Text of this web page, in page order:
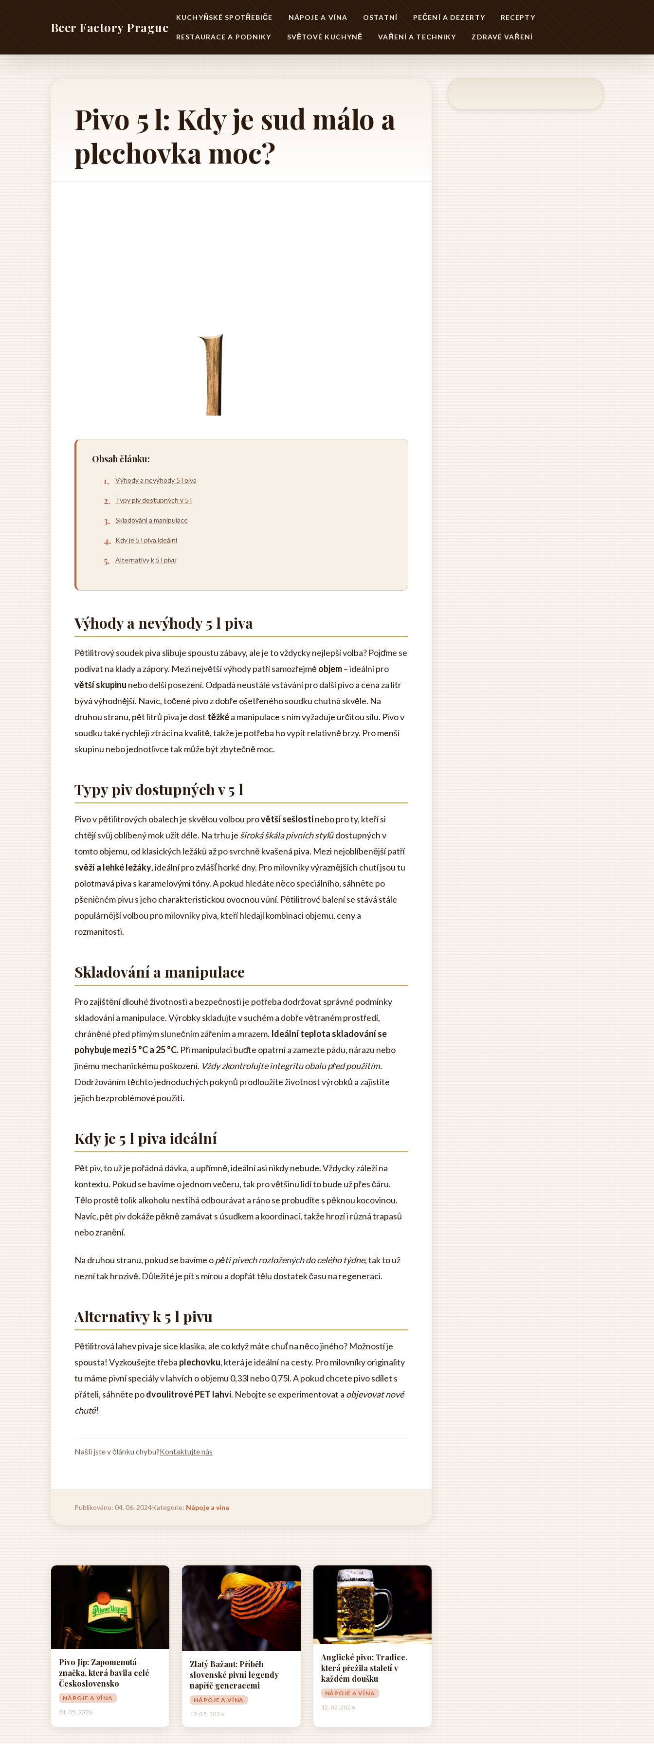
Beer Factory Prague
KUCHYŇSKÉ SPOTŘEBIČE NÁPOJE A VÍNA OSTATNÍ PEČENÍ A DEZERTY RECEPTY
RESTAURACE A PODNIKY SVĚTOVÉ KUCHYNĚ VAŘENÍ A TECHNIKY ZDRAVÉ VAŘENÍ
Pivo 5 l: Kdy je sud málo a
plechovka moc?
Obsah článku:
Výhody a nevýhody 5 l piva
Typy piv dostupných v 5 l
Skladování a manipulace
Kdy je 5 l piva ideální
Alternativy k 5 l pivu
Výhody a nevýhody 5 l piva
Pětilitrový soudek piva slibuje spoustu zábavy, ale je to vždycky nejlepší volba? Pojďme se
podívat na klady a zápory. Mezi největší výhody patří samozřejměobjem– ideální pro
větší skupinu nebo delší posezení. Odpadá neustálé vstávání pro další pivo a cena za litr
bývá výhodnější. Navíc, točené pivo z dobře ošetřeného soudku chutná skvěle. Na
druhou stranu, pět litrů piva je dost těžkéa manipulace s ním vyžaduje určitou sílu. Pivo v
soudku také rychleji ztrácí na kvalitě, takže je potřeba ho vypít relativně brzy. Pro menší
skupinu nebo jednotlivce tak může být zbytečně moc.
Typy piv dostupných v 5 l
Pivo v pětilitrových obalech je skvělou volbou provětší sešlostinebo pro ty, kteří si
chtějí svůj oblíbený mok užít déle. Na trhu je široká škála pivních stylůdostupných v
tomto objemu, od klasických ležáků až po svrchně kvašená piva. Mezi nejoblíbenější patří
svěží a lehké ležáky, ideální pro zvlášť horké dny. Pro milovníky výraznějších chutí jsou tu
polotmavá piva s karamelovými tóny. A pokud hledáte něco speciálního, sáhněte po
pšeničném pivu s jeho charakteristickou ovocnou vůní. Pětilitrové balení se stává stále
populárnější volbou pro milovníky piva, kteří hledají kombinaci objemu, ceny a
rozmanitosti.
Skladování a manipulace
Pro zajištění dlouhé životnosti a bezpečnosti je potřeba dodržovat správné podmínky
skladování a manipulace. Výrobky skladujte v suchém a dobře větraném prostředí,
chráněné před přímým slunečním zářením a mrazem. Ideální teplota skladování se
pohybuje mezi 5 °C a 25 °C. Při manipulaci buďte opatrní a zamezte pádu, nárazu nebo
jinému mechanickému poškození. Vždy zkontrolujte integritu obalu před použitím.
Dodržováním těchto jednoduchých pokynů prodloužíte životnost výrobků a zajistíte
jejich bezproblémové použití.
Kdy je 5 l piva ideální
Pět piv, to už je pořádná dávka, a upřímně, ideální asi nikdy nebude. Vždycky záleží na
kontextu. Pokud se bavíme o jednom večeru, tak pro většinu lidí to bude už přes čáru.
Tělo prostě tolik alkoholu nestíhá odbourávat a ráno se probudíte s pěknou kocovinou.
Navíc, pět piv dokáže pěkně zamávat s úsudkem a koordinací, takže hrozí i různá trapasů
nebo zranění.
Na druhou stranu, pokud se bavíme opěti pivech rozložených do celého týdne, tak to už
nezní tak hrozivě. Důležité je pít s mírou a dopřát tělu dostatek času na regeneraci.
Alternativy k 5 l pivu
Pětilitrová lahev piva je sice klasika, ale co když máte chuť na něco jiného? Možností je
spousta! Vyzkoušejte třeba plechovku, která je ideální na cesty. Pro milovníky originality
tu máme pivní speciály v lahvích o objemu 0,33l nebo 0,75l. A pokud chcete pivo sdílet s
přáteli, sáhněte podvoulitrové PET lahvi. Nebojte se experimentovat a objevovat nové
chutě!
Našli jste v článku chybu?Kontaktujte nás
Publikováno: 04. 06. 2024Kategorie: Nápoje a vína
Pivo Jip: Zapomenutá
značka, která bavila celé
Československo
NÁPOJE A VÍNA
24. 05. 2026
Zlatý Bažant: Příběh
slovenské pivní legendy
napříč generacemi
NÁPOJE A VÍNA
12. 05. 2026
Anglické pivo: Tradice,
která přežila staletí v
každém doušku
NÁPOJE A VÍNA
12. 02. 2026